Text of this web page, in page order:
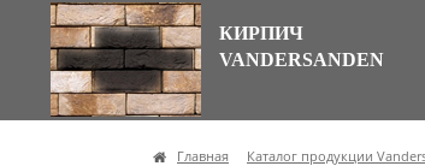
КИРПИЧ
VANDERSANDEN
Главная Каталог продукции